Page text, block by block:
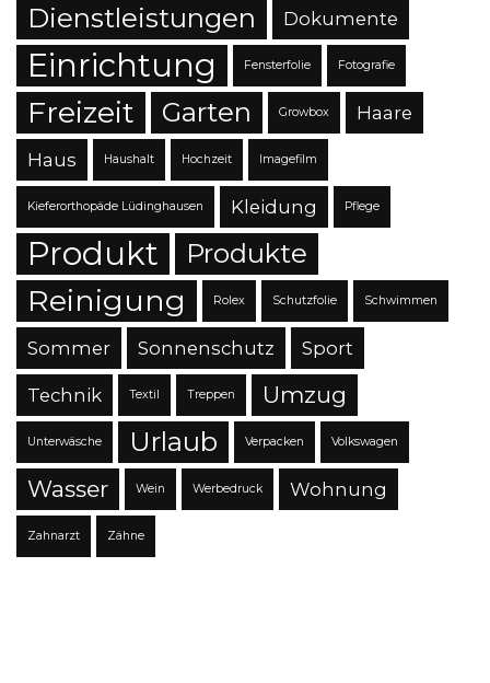
Dienstleistungen Dokumente
Einrichtung Fensterfolie Fotografie
Freizeit Garten Growbox Haare
Haus Haushalt Hochzeit Imagefilm
Kieferorthopäde Lüdinghausen Kleidung Pflege
Produkt Produkte
Reinigung Rolex Schutzfolie Schwimmen
Sommer Sonnenschutz Sport
Technik Textil Treppen Umzug
Unterwäsche Urlaub Verpacken Volkswagen
Wasser Wein Werbedruck Wohnung
Zahnarzt Zähne